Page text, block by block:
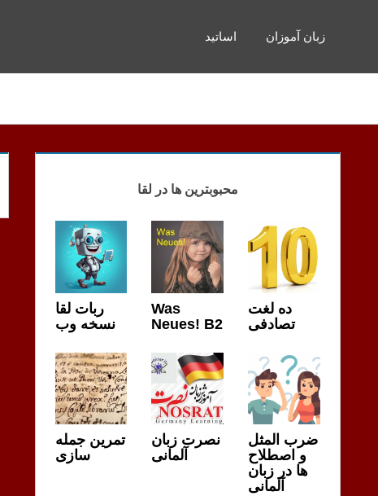
اساتید زبان آموزان
محبوبترین ها در لقا
ربات لقا
نسخه وب
Was
Neues! B2
ده لغت
تصادفی
تمرین جمله
سازی
نصرت زبان
آلمانی
ضرب المثل
و اصطلاح
ها در زبان
آلمانی